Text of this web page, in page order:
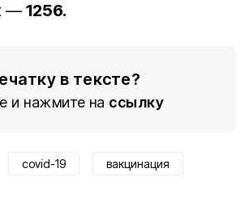
— 1256.
в тексте?
и нажмите на ссылку
covid-19 вакцинация